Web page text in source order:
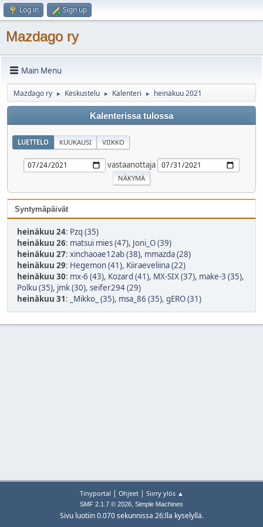
Log in Sign up
Mazdago ry
Main Menu
Mazdago ry ► Keskustelu ► Kalenteri ► heinäkuu 2021
Kalenterissa tulossa
LUETTELO KUUKAUSI VIIKKO
vastaanottaja
Syntymäpäivät
heinäkuu 24: Pzq (35)
heinäkuu 26: matsui mies (47), Joni_O (39)
heinäkuu 27: xinchaoae12ab (38), mmazda (28)
heinäkuu 29: Hegemon (41), Kiiraeveliina (22)
heinäkuu 30: mx-6 (43), Kozard (41), MX-SIX (37), make-3 (35),
Polku (35), jmk (30), seifer294 (29)
heinäkuu 31: _Mikko_ (35), msa_86 (35), gERO (31)
Tinyportal | Ohjeet| Siirry ylös ▲
SMF 2.1.7 © 2026, Simple Machines
Sivu luotiin 0.070 sekunnissa 26:lla kyselyllä.